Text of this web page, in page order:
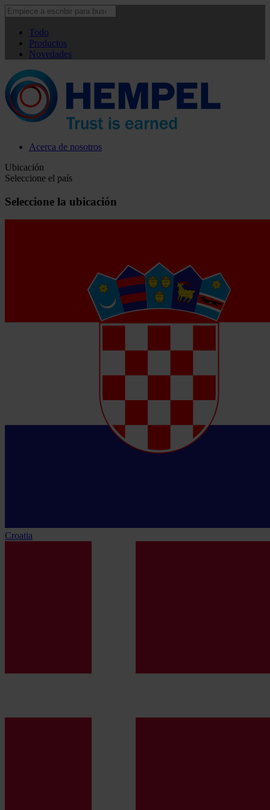
Todo
Productos
Novedades
Acerca de nosotros
Ubicación
Seleccione el país
Seleccione la ubicación
Croatia